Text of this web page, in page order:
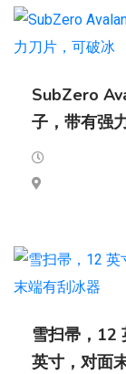
SubZero
子，带有强
雪扫帚，12
英寸，对面